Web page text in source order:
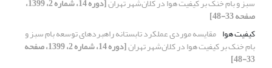
صفحه 33-48]
کیفیت هوا مقایسه موردی عملکرد تابستانه راهبردهای توسعه بام سبز و
بام خنک بر کیفیت هوا در کلان‌شهر تهران [دوره 14، شماره 2، 1399، صفحه
33-48]